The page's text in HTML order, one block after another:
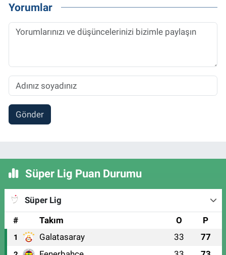
Yorumlar
Gönder
Süper Lig Puan Durumu
Süper Lig
#
Takım O P
1 Galatasaray 33 77